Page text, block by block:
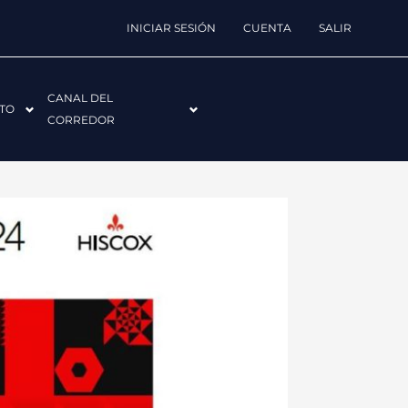
INICIAR SESIÓN CUENTA SALIR
CANAL DEL
CORREDOR